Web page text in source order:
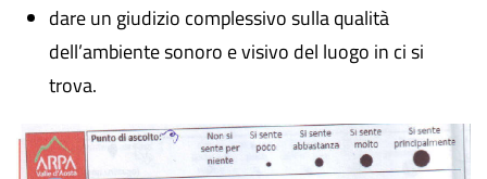
dare un giudizio complessivo sulla qualità
dell’ambiente sonoro e visivo del luogo in ci si
trova.